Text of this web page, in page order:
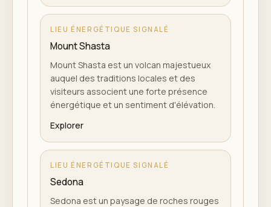
LIEU ÉNERGÉTIQUE SIGNALÉ
Mount Shasta
Mount Shasta est un volcan majestueux
auquel des traditions locales et des
visiteurs associent une forte présence
énergétique et un sentiment d'élévation.
Explorer
LIEU ÉNERGÉTIQUE SIGNALÉ
Sedona
Sedona est un paysage de roches rouges